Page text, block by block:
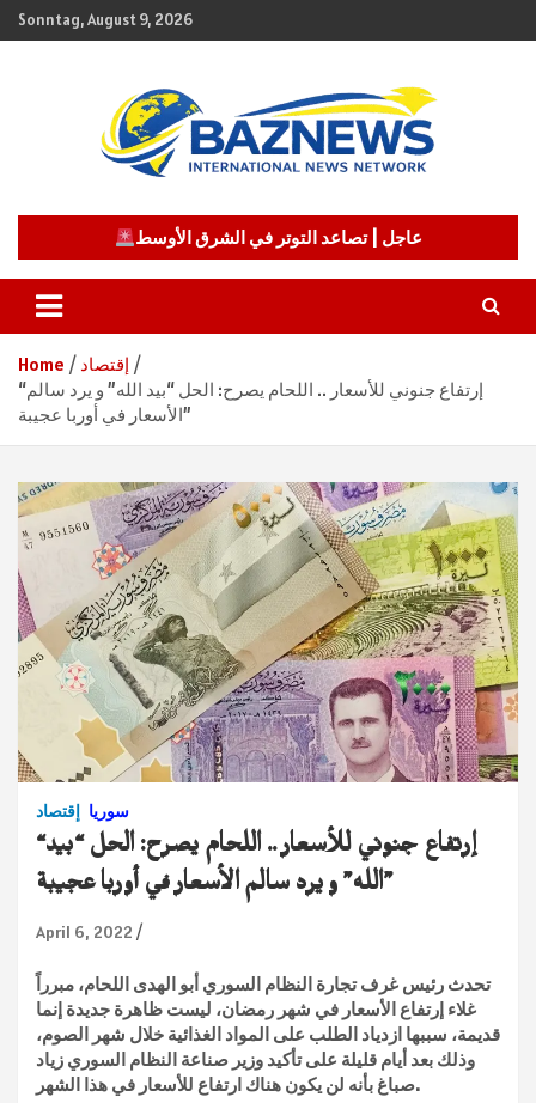
Skip
to
Sonntag, August 9, 2026
BAZNEWS
عاجل | تصاعد التوتر في الشرق الأوسط
Home
إقتصاد
“إرتفاع جنوني للأسعار .. اللحام يصرح: الحل “بيد الله” و يرد سالم
الأسعار في أوربا عجيبة”
إقتصاد سوريا
“إرتفاع جنوني للأسعار .. اللحام يصرح: الحل “بيد
الله” و يرد سالم الأسعار في أوربا عجيبة”
April 6, 2022
تحدث رئيس غرف تجارة النظام السوري أبو الهدى اللحام، مبرراً
غلاء إرتفاع الأسعار في شهر رمضان، ليست ظاهرة جديدة إنما
قديمة، سببها ازدياد الطلب على المواد الغذائية خلال شهر الصوم،
وذلك بعد أيام قليلة على تأكيد وزير صناعة النظام السوري زياد
صباغ بأنه لن يكون هناك ارتفاع للأسعار في هذا الشهر.